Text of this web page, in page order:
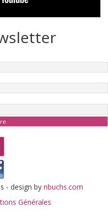
- design by nbuchs.com
Générales